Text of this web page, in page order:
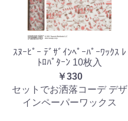
ｽﾇｰﾋﾟｰ ﾃﾞｻﾞｲﾝﾍﾟｰﾊﾟｰﾜｯｸｽ ﾚ
ﾄﾛﾊﾟﾀｰﾝ 10枚入
￥330
セットでお洒落コーデ デザ
インペーパーワックス